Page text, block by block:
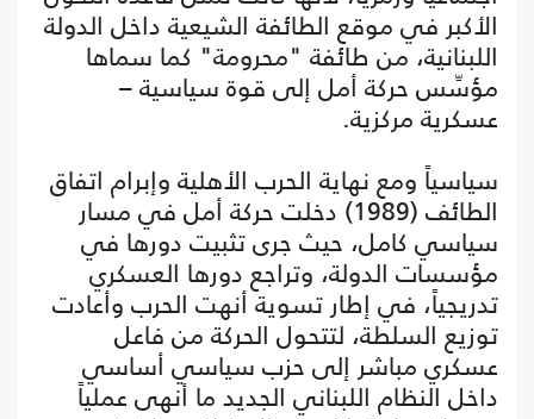
الأكبر في موقع الطائفة الشيعية داخل الدولة
اللبنانية، من طائفة "محرومة" كما سماها
مؤسِّس حركة أمل إلى قوة سياسية –
عسكرية مركزية.
سياسياً ومع نهاية الحرب الأهلية وإبرام اتفاق
الطائف (1989) دخلت حركة أمل في مسار
سياسي كامل، حيث جرى تثبيت دورها في
مؤسسات الدولة، وتراجع دورها العسكري
تدريجياً، في إطار تسوية أنهت الحرب وأعادت
توزيع السلطة، لتتحول الحركة من فاعل
عسكري مباشر إلى حزب سياسي أساسي
داخل النظام اللبناني الجديد ما أنهى عملياً